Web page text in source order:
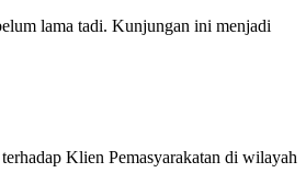
lama tadi. Kunjungan ini menjadi
Klien Pemasyarakatan di wilayah